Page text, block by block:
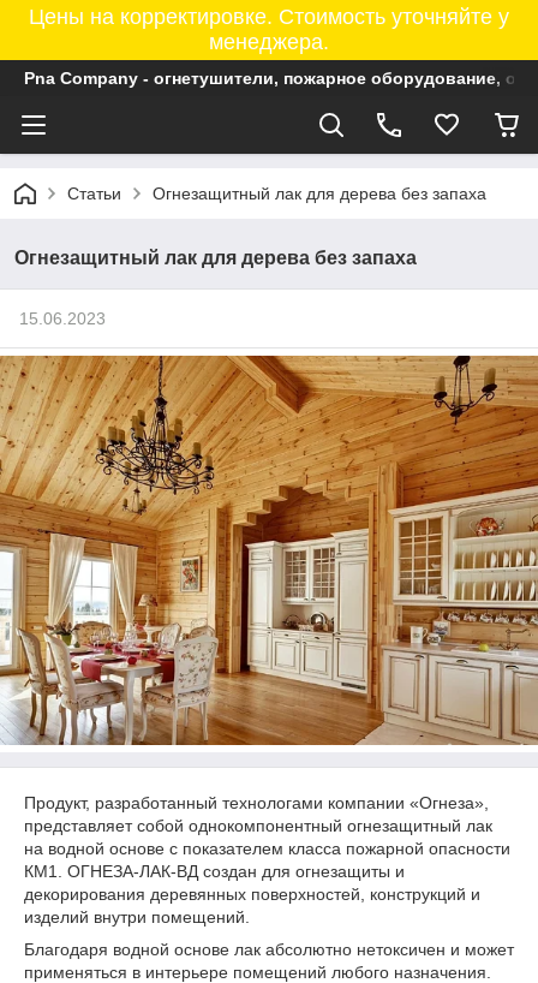
Цены на корректировке. Стоимость уточняйте у
менеджера.
Pna Company - огнетушители, пожарное оборудование,
Статьи Огнезащитный лак для дерева без запаха
Огнезащитный лак для дерева без запаха
15.06.2023
Продукт, разработанный технологами компании «Огнеза»,
представляет собой однокомпонентный огнезащитный лак
на водной основе с показателем класса пожарной опасности
КМ1. ОГНЕЗА-ЛАК-ВД создан для огнезащиты и
декорирования деревянных поверхностей, конструкций и
изделий внутри помещений.
Благодаря водной основе лак абсолютно нетоксичен и может
применяться в интерьере помещений любого назначения.